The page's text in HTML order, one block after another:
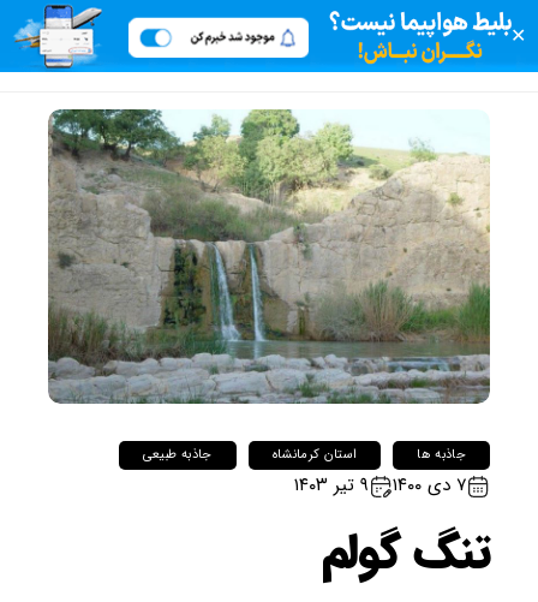
✕
جاذبه ها استان کرمانشاه جاذبه طبیعی
۷ دی ۱۴۰۰ ۹ تیر ۱۴۰۳
تنگ گولم